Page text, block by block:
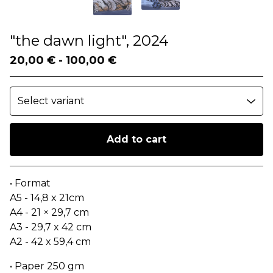
"the dawn light", 2024
20,00 € - 100,00 €
Add to cart
• Format
A5 - 14,8 x 21cm
A4 - 21 × 29,7 cm
A3 - 29,7 x 42 cm
A2 - 42 x 59,4 cm
• Paper 250 gm